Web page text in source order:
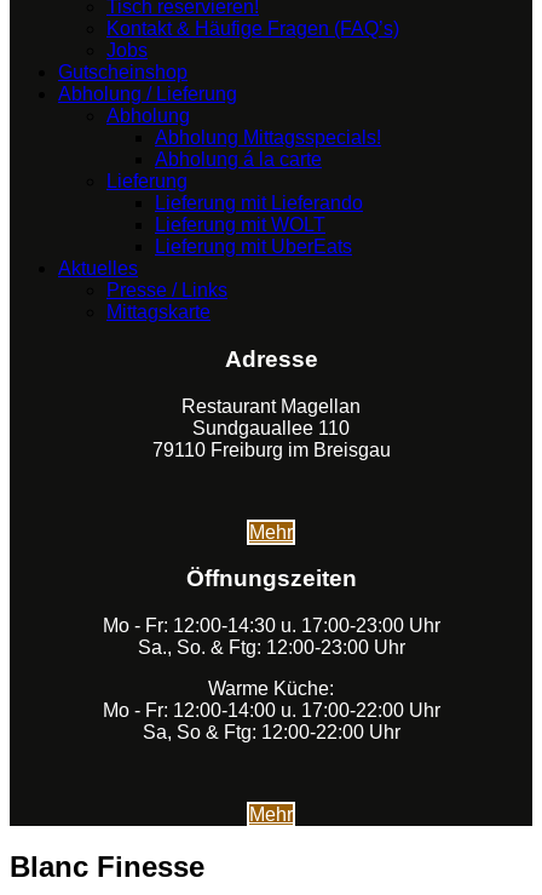
Tisch reservieren!
Kontakt & Häufige Fragen (FAQ’s)
Jobs
Gutscheinshop
Abholung / Lieferung
Abholung
Abholung Mittagsspecials!
Abholung á la carte
Lieferung
Lieferung mit Lieferando
Lieferung mit WOLT
Lieferung mit UberEats
Aktuelles
Presse / Links
Mittagskarte
Adresse
Restaurant Magellan
Sundgauallee 110
79110 Freiburg im Breisgau
Mehr
Öffnungszeiten
Mo - Fr: 12:00-14:30 u. 17:00-23:00 Uhr
Sa., So. & Ftg: 12:00-23:00 Uhr
Warme Küche:
Mo - Fr: 12:00-14:00 u. 17:00-22:00 Uhr
Sa, So & Ftg: 12:00-22:00 Uhr
Mehr
Blanc Finesse